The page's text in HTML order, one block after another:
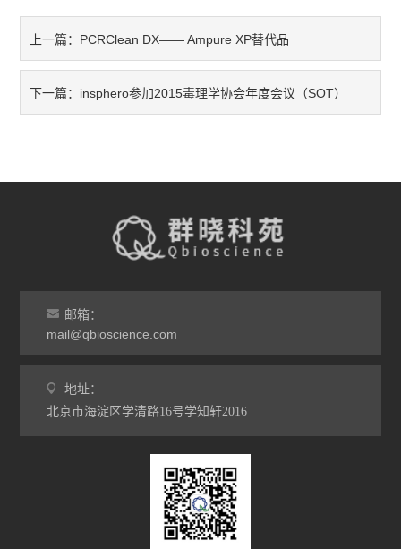
上一篇： PCRClean DX—— Ampure XP替代品
下一篇： insphero参加2015毒理学协会年度会议（SOT）
邮箱：
mail@qbioscience.com
地址：
北京市海淀区学清路16号学知轩2016